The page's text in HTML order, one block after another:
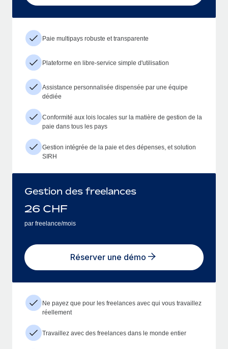
Paie multipays robuste et transparente
Plateforme en libre-service simple d'utilisation
Assistance personnalisée dispensée par une équipe
dédiée
Conformité aux lois locales sur la matière de gestion de la
paie dans tous les pays
Gestion intégrée de la paie et des dépenses, et solution
SIRH
Gestion des freelances
26 CHF
par freelance/mois
Réserver une démo
Ne payez que pour les freelances avec qui vous travaillez
réellement
Travaillez avec des freelances dans le monde entier